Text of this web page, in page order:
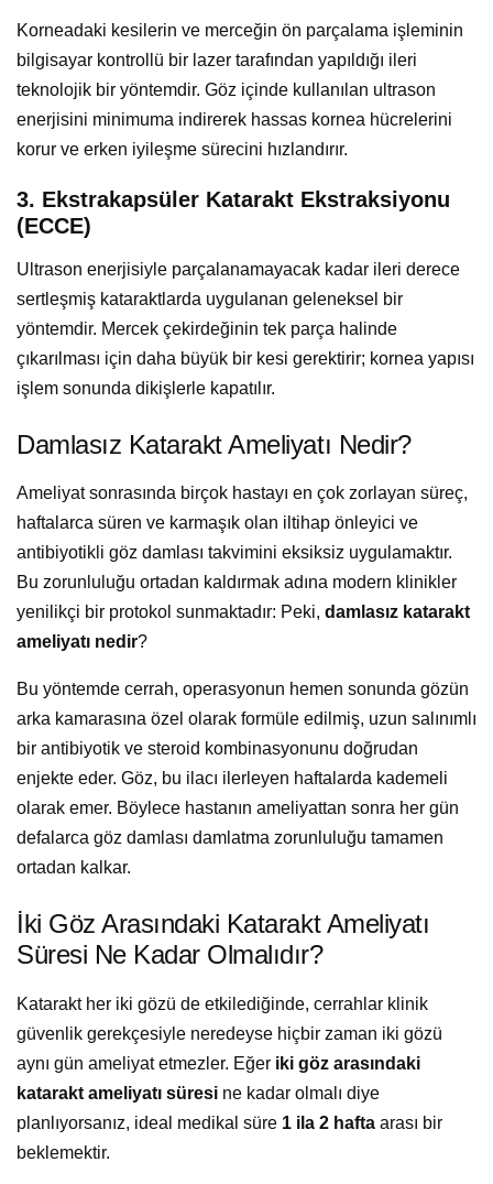
Korneadaki kesilerin ve merceğin ön parçalama işleminin
bilgisayar kontrollü bir lazer tarafından yapıldığı ileri
teknolojik bir yöntemdir. Göz içinde kullanılan ultrason
enerjisini minimuma indirerek hassas kornea hücrelerini
korur ve erken iyileşme sürecini hızlandırır.
3. Ekstrakapsüler Katarakt Ekstraksiyonu
(ECCE)
Ultrason enerjisiyle parçalanamayacak kadar ileri derece
sertleşmiş kataraktlarda uygulanan geleneksel bir
yöntemdir. Mercek çekirdeğinin tek parça halinde
çıkarılması için daha büyük bir kesi gerektirir; kornea yapısı
işlem sonunda dikişlerle kapatılır.
Damlasız Katarakt Ameliyatı Nedir?
Ameliyat sonrasında birçok hastayı en çok zorlayan süreç,
haftalarca süren ve karmaşık olan iltihap önleyici ve
antibiyotikli göz damlası takvimini eksiksiz uygulamaktır.
Bu zorunluluğu ortadan kaldırmak adına modern klinikler
yenilikçi bir protokol sunmaktadır: Peki, damlasız katarakt
ameliyatı nedir?
Bu yöntemde cerrah, operasyonun hemen sonunda gözün
arka kamarasına özel olarak formüle edilmiş, uzun salınımlı
bir antibiyotik ve steroid kombinasyonunu doğrudan
enjekte eder. Göz, bu ilacı ilerleyen haftalarda kademeli
olarak emer. Böylece hastanın ameliyattan sonra her gün
defalarca göz damlası damlatma zorunluluğu tamamen
ortadan kalkar.
İki Göz Arasındaki Katarakt Ameliyatı
Süresi Ne Kadar Olmalıdır?
Katarakt her iki gözü de etkilediğinde, cerrahlar klinik
güvenlik gerekçesiyle neredeyse hiçbir zaman iki gözü
aynı gün ameliyat etmezler. Eğer iki göz arasındaki
katarakt ameliyatı süresi ne kadar olmalı diye
planlıyorsanız, ideal medikal süre 1 ila 2 hafta arası bir
beklemektir.